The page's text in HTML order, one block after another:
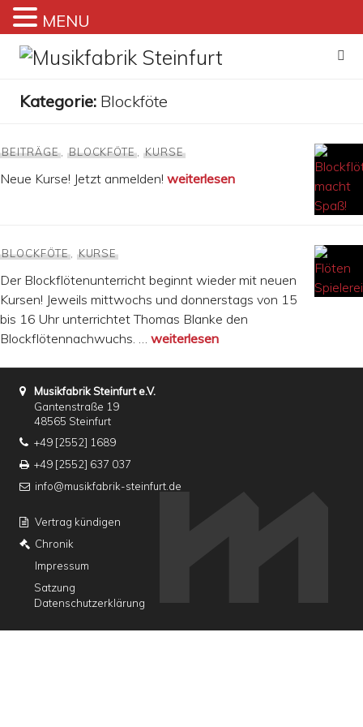
Zum
Inhalt
Kategorie: Blockföte
BEITRÄGE, BLOCKFÖTE ,KURSE
Neue Kurse! Jetzt anmelden! Blockflöte macht Spaß!
weiterlesen
BLOCKFÖTE, KURSE
Der Blockflötenunterricht beginnt wieder mit neuen
Kursen! Jeweils mittwochs und donnerstags von 15
bis 16 Uhr unterrichtet Thomas Blanke den
Blockflötennachwuchs. … Flöten Spielerei
weiterlesen
Musikfabrik Steinfurt e.V.
Gantenstraße 19
48565 Steinfurt
+49 [2552] 1689
+49 [2552] 637 037
info@musikfabrik-steinfurt.de
Vertrag kündigen
Chronik
Impressum
Satzung
Datenschutzerklärung
MENU